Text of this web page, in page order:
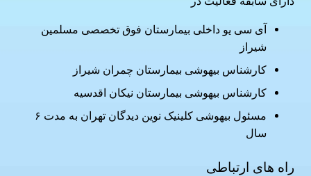
آی سی یو داخلی بیمارستان فوق تخصصی مسلمین
شیراز
کارشناس بیهوشی بیمارستان چمران شیراز
کارشناس بیهوشی بیمارستان نیکان اقدسیه
مسئول بیهوشی کلینیک نوین دیدگان تهران به مدت ۶
سال
راه های ارتباطی